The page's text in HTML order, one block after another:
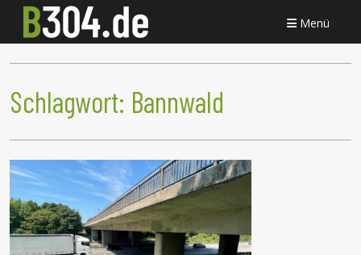
Menü
Schlagwort: Bannwald